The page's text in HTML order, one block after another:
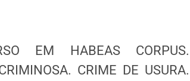
EM HABEAS CORPUS.
CRIME DE USURA.